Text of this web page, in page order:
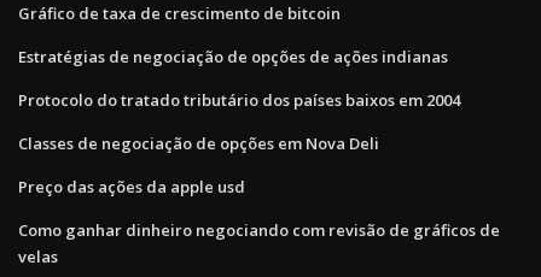
Gráfico de taxa de crescimento de bitcoin
Estratégias de negociação de opções de ações indianas
Protocolo do tratado tributário dos países baixos em 2004
Classes de negociação de opções em Nova Deli
Preço das ações da apple usd
Como ganhar dinheiro negociando com revisão de gráficos de
velas